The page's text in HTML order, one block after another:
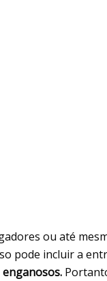
ou até
pode incluir a